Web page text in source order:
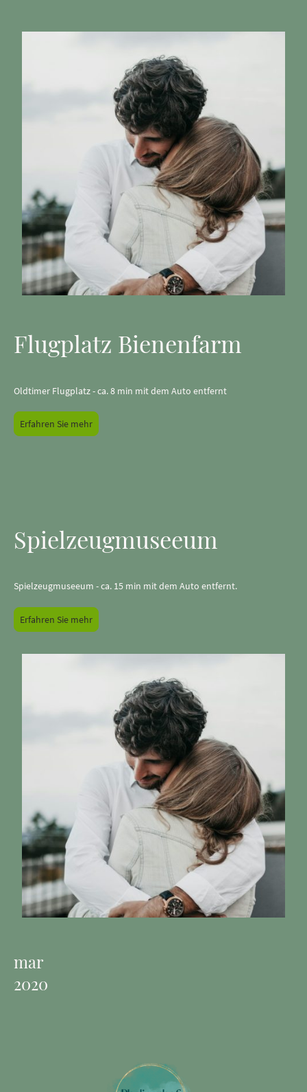
Flugplatz Bienenfarm
Oldtimer Flugplatz - ca. 8 min mit dem Auto entfernt
Erfahren Sie mehr
Spielzeugmuseeum
Spielzeugmuseeum - ca. 15 min mit dem Auto entfernt.
Erfahren Sie mehr
mar
2020